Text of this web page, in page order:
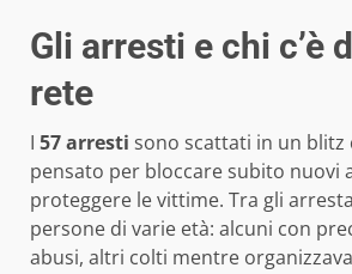
Gli arresti e chi c’è
rete
I 57 arresti sono scattati in un blitz
pensato per bloccare subito nuovi
proteggere le vittime. Tra gli
persone di varie età: alcuni con
abusi, altri colti mentre